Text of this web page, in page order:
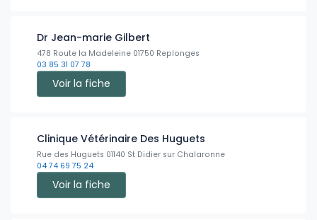
Dr Jean-marie Gilbert
478 Route la Madeleine 01750 Replonges
03 85 31 07 78
Voir la fiche
Clinique Vétérinaire Des Huguets
Rue des Huguets 01140 St Didier sur Chalaronne
04 74 69 75 24
Voir la fiche